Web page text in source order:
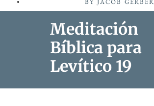
Meditación
Bíblica para
Levítico 19